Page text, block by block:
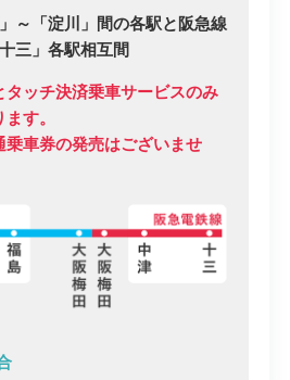
～「淀川」間の各駅と阪急線
三」各駅相互間
タッチ決済乗車サービスのみ
す。
乗車券の発売はございませ